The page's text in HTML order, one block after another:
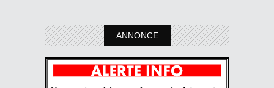
ANNONCE